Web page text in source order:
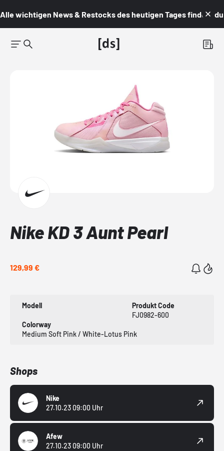
Alle wichtigen News & Restocks des heutigen Tages findest du
Nike KD 3 Aunt Pearl
129,99 €
Modell
Produkt Code
FJ0982-600
Colorway
Medium Soft Pink / White-Lotus Pink
Shops
Nike
27.10.23 09:00 Uhr
Afew
27.10.23 09:00 Uhr